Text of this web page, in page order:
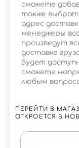
сможете
также
адрес
менеджеры
произведут
доставке
будет
сможете
любым
ПЕРЕЙТИ В
ОТКРОЕТСЯ В